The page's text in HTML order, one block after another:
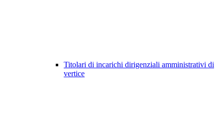
Titolari di incarichi dirigenziali amministrativi di
vertice